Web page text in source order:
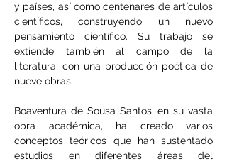
y países, así como centenares de artículos
científicos, construyendo un nuevo
pensamiento científico. Su trabajo se
extiende también al campo de la
literatura, con una producción poética de
nueve obras.
Boaventura de Sousa Santos, en su vasta
obra académica, ha creado varios
conceptos teóricos que han sustentado
estudios en diferentes áreas del